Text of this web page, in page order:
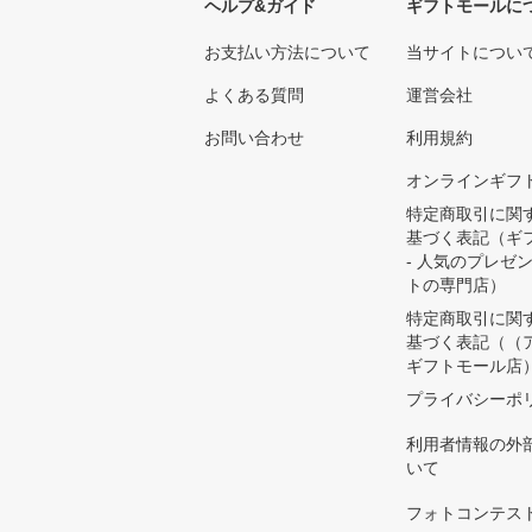
ヘルプ&ガイド
お支払い方法について
よくある質問
お問い合わせ
ギフトモールに
当サイトについ
運営会社
利用規約
オンラインギフ
特定商取引に関
基づく表記（ギ
- 人気のプレゼ
トの専門店）
特定商取引に関
基づく表記（（
ギフトモール店
プライバシーポ
利用者情報の外
いて
フォトコンテス